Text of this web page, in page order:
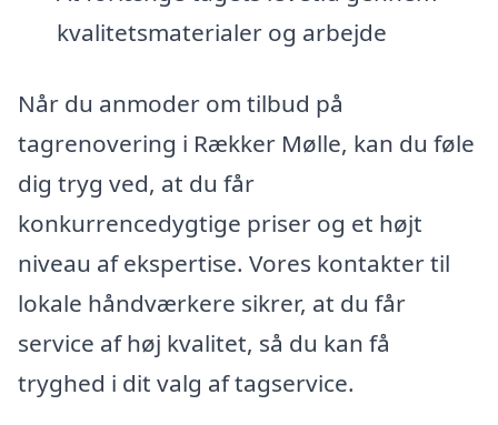
kvalitetsmaterialer og arbejde
Når du anmoder om tilbud på
tagrenovering i Rækker Mølle, kan du føle
dig tryg ved, at du får
konkurrencedygtige priser og et højt
niveau af ekspertise. Vores kontakter til
lokale håndværkere sikrer, at du får
service af høj kvalitet, så du kan få
tryghed i dit valg af tagservice.